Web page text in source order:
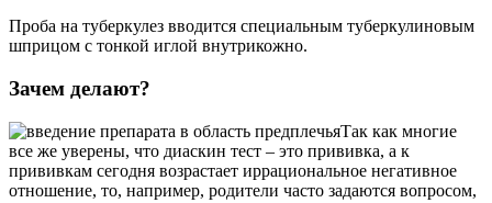
Проба на туберкулез вводится специальным туберкулиновым
шприцом с тонкой иглой внутрикожно.
Зачем делают?
Так как многие
все же уверены, что диаскин тест – это прививка, а к
прививкам сегодня возрастает иррациональное негативное
отношение, то, например, родители часто задаются вопросом,